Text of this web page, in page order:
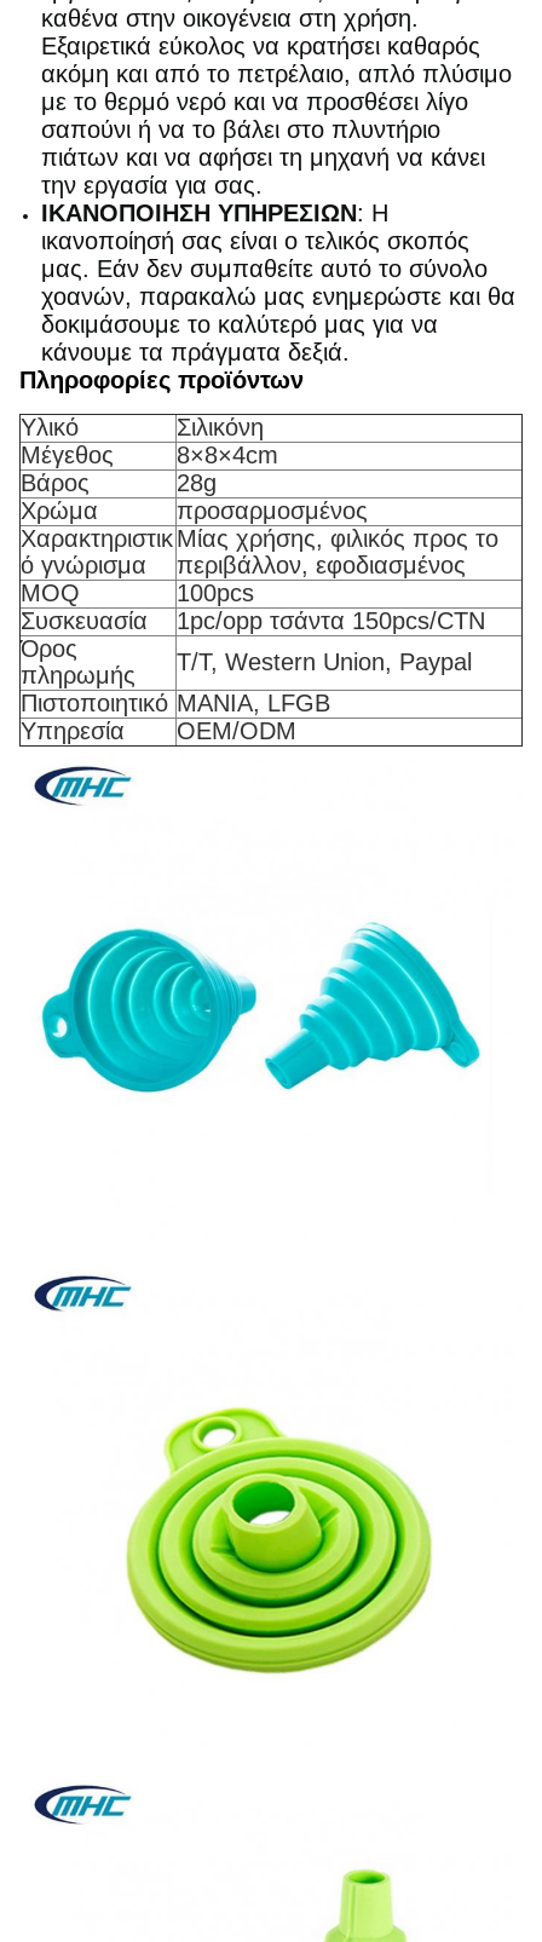
καθένα στην οικογένεια στη χρήση.
Εξαιρετικά εύκολος να κρατήσει καθαρός
ακόμη και από το πετρέλαιο, απλό πλύσιμο
με το θερμό νερό και να προσθέσει λίγο
σαπούνι ή να το βάλει στο πλυντήριο
πιάτων και να αφήσει τη μηχανή να κάνει
την εργασία για σας.
ΙΚΑΝΟΠΟΙΗΣΗ ΥΠΗΡΕΣΙΩΝ: Η
ικανοποίησή σας είναι ο τελικός σκοπός
μας. Εάν δεν συμπαθείτε αυτό το σύνολο
χοανών, παρακαλώ μας ενημερώστε και θα
δοκιμάσουμε το καλύτερό μας για να
κάνουμε τα πράγματα δεξιά.
Πληροφορίες προϊόντων
Υλικό
Σιλικόνη
Μέγεθος
8×8×4cm
Βάρος
28g
Χρώμα
προσαρμοσμένος
Χαρακτηριστικ
ό γνώρισμα
Μίας χρήσης, φιλικός προς το
περιβάλλον, εφοδιασμένος
MOQ
100pcs
Συσκευασία
1pc/opp τσάντα 150pcs/CTN
Όρος
πληρωμής
T/T, Western Union, Paypal
Πιστοποιητικό ΜΑΝΙΑ, LFGB
Υπηρεσία
OEM/ODM